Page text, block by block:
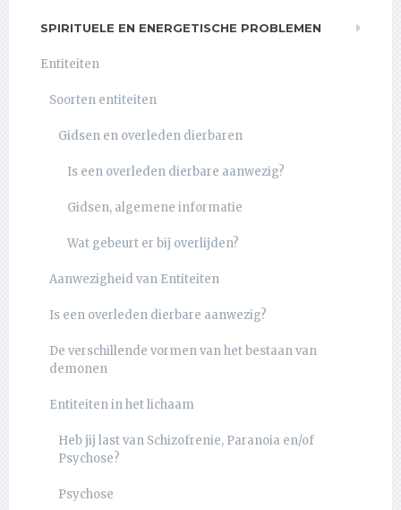
SPIRITUELE EN ENERGETISCHE PROBLEMEN
Entiteiten
Soorten entiteiten
Gidsen en overleden dierbaren
Is een overleden dierbare aanwezig?
Gidsen, algemene informatie
Wat gebeurt er bij overlijden?
Aanwezigheid van Entiteiten
Is een overleden dierbare aanwezig?
De verschillende vormen van het bestaan van
demonen
Entiteiten in het lichaam
Heb jij last van Schizofrenie, Paranoia en/of
Psychose?
Psychose